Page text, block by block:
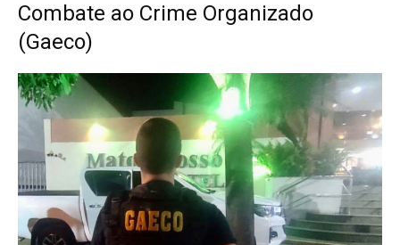
Combate ao Crime Organizado
(Gaeco)